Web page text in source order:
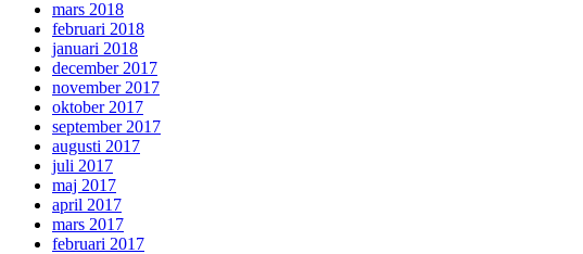
mars 2018
februari 2018
januari 2018
december 2017
november 2017
oktober 2017
september 2017
augusti 2017
juli 2017
maj 2017
april 2017
mars 2017
februari 2017